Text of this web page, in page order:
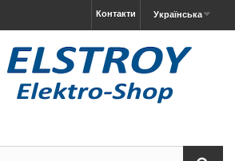
Українська
Контакти